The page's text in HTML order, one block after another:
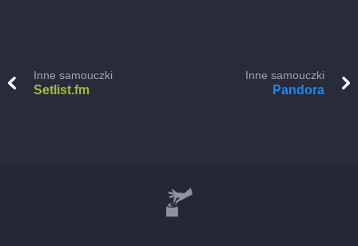
Inne samouczki
Setlist.fm
Inne samouczki
Pandora